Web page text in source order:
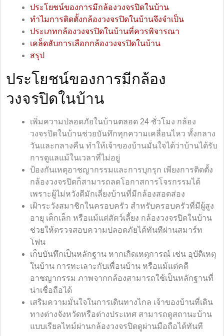
ประโยชน์ของการมีกล้องวงจรปิดในบ้าน
ทำไมการติดตั้งกล้องวงจรปิดในบ้านจึงจำเป็น
ประเภทกล้องวงจรปิดในบ้านที่ควรพิจารณา
เคล็ดลับการเลือกกล้องวงจรปิดในบ้าน
สรุป
ประโยชน์ของการมีกล้อง
วงจรปิดในบ้าน
เพิ่มความปลอดภัยในบ้านตลอด 24 ชั่วโมง กล้อง
วงจรปิดในบ้านช่วยบันทึกทุกความเคลื่อนไหว ทั้งกลาง
วันและกลางคืน ทำให้เจ้าของบ้านมั่นใจได้ว่าบ้านได้รับ
การดูแลแม้ในเวลาที่ไม่อยู่
ป้องกันเหตุอาชญากรรมและการบุกรุก เพียงการติดตั้ง
กล้องวงจรปิดก็สามารถลดโอกาสการโจรกรรมได้
เพราะผู้ไม่หวังดีมักเลี่ยงบ้านที่มีกล้องสอดส่อง
เฝ้าระวังสมาชิกในครอบครัว สำหรับครอบครัวที่มีผู้สูง
อายุ เด็กเล็ก หรือแม้แต่สัตว์เลี้ยง กล้องวงจรปิดในบ้าน
ช่วยให้ตรวจสอบความปลอดภัยได้ทันทีผ่านสมาร์ท
โฟน
เก็บบันทึกเป็นหลักฐาน หากเกิดเหตุการณ์ เช่น อุบัติเหตุ
ในบ้าน การทะเลาะกับเพื่อนบ้าน หรือแม้แต่คดี
อาชญากรรม ภาพจากกล้องสามารถใช้เป็นหลักฐานที่
น่าเชื่อถือได้
เสริมความมั่นใจในการเดินทางไกล เจ้าของบ้านที่เดิน
ทางต่างจังหวัดหรือต่างประเทศ สามารถดูสถานะบ้าน
แบบเรียลไทม์ผ่านกล้องวงจรปิดดูผ่านมือถือได้ทันที